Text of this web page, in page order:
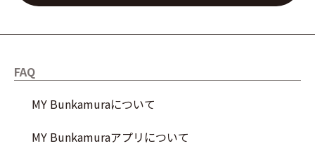
FAQ
MY Bunkamuraについて
MY Bunkamuraアプリについて